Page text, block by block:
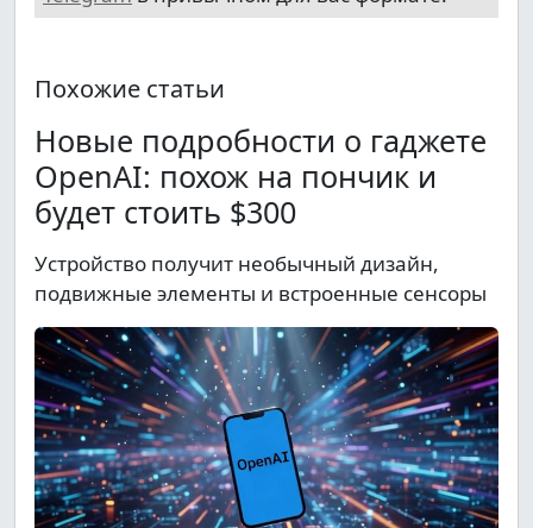
Похожие статьи
Новые подробности о гаджете
OpenAI: похож на пончик и
будет стоить $300
Устройство получит необычный дизайн,
подвижные элементы и встроенные сенсоры